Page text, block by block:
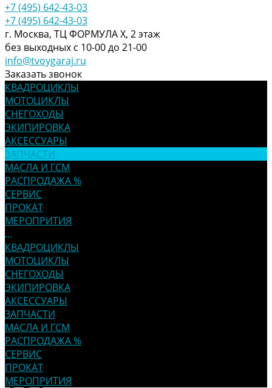
+7 (495) 642-43-03
+7 (495) 642-43-03
г. Москва, ТЦ ФОРМУЛА Х, 2 этаж
без выходных с 10-00 до 21-00
info@tvoygaraj.ru
Заказать звонок
КВАДРОЦИКЛЫ
МОТОЦИКЛЫ
СНЕГОХОДЫ
ЭКИПИРОВКА
АКСЕССУАРЫ
ЗАПЧАСТИ
МАСЛА И ГСМ
РАСПРОДАЖА %
СЕРВИС
ПРОКАТ
МЕРОПРИТИЯ
...
КВАДРОЦИКЛЫ
МОТОЦИКЛЫ
СНЕГОХОДЫ
ЭКИПИРОВКА
АКСЕССУАРЫ
ЗАПЧАСТИ
МАСЛА И ГСМ
РАСПРОДАЖА %
СЕРВИС
ПРОКАТ
МЕРОПРИТИЯ